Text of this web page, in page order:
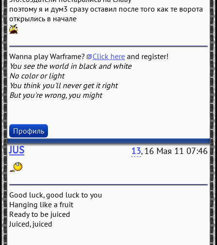
поэтому я и дум3 сразу оставил после того как те ворота
открылись в начале
Wanna play Warframe? Click here and register!
You see the world in black and white
No color or light
You think you'll never get it right
But you're wrong, you might
Профиль
JUS 13, 16 Мая 11 07:46
Good luck, good luck to you
Hanging like a fruit
Ready to be juiced
Juiced, juiced